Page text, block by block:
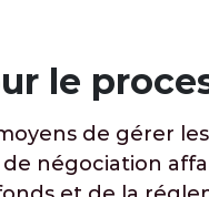
le
de gérer
négociation